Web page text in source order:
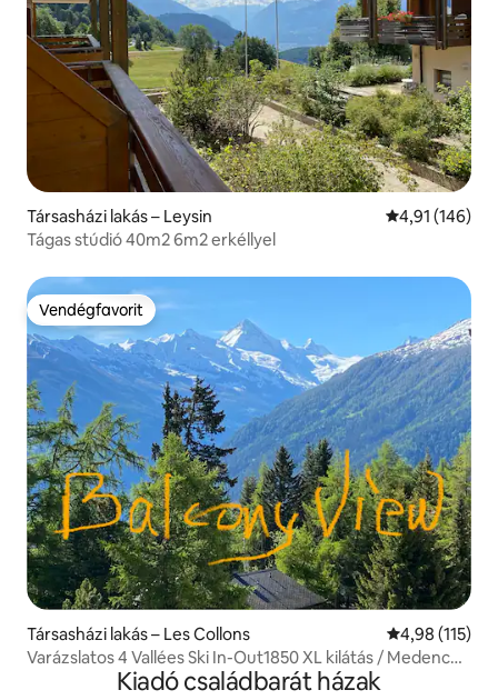
Társasházi lakás – Leysin Átlagos
4,91 (146)
Tágas stúdió 40m2 6m2 erkéllyel
Vendégfavorit
Vendégfavorit
Társasházi lakás – Les Collons Átlagos
4,98 (115)
Varázslatos 4 Vallées Ski In-Out1850 XL kilátás / Medence /
Kiadó családbarát házak